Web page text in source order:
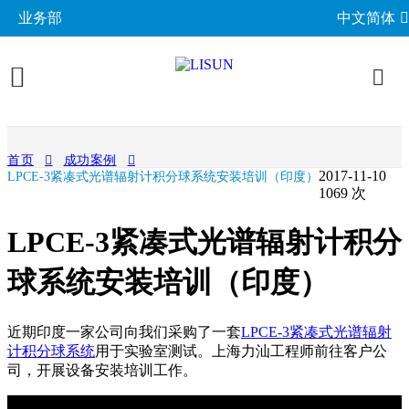
业务部 中文简体
照明与光度测试
积分球光谱辐射计系统
LED老化与热阻测试
光生物安全与蓝光危害
其他LED测试设备
EMI电磁干扰测试系统
EMS电磁抗扰度测试仪
交流与直流测试电源
高低温湿热试验箱
IP防水防尘测试设备
耐候与腐蚀测试
电气安规测试
阻燃与防火测试设备
安规测试仪
机械力学与量规
机械力学测试机
材料与光学分析
行业应用
LED与灯具测试方案
LM-79与LM-80测试方案
LED驱动测试方案
家用电器测试方案
移动与网络测试方案
相关标准
GB 中国国家标准
ISO国际标准化组织
CIE国际照明委员会
成功案例
电子目录
新闻动态
联系我们
首页
成功案例
LPCE-3紧凑式光谱辐射计积分球系统安装培训（印度） 2017-11-10
1069 次
LPCE-3紧凑式光谱辐射计积分
球系统安装培训（印度）
近期印度一家公司向我们采购了一套LPCE-3紧凑式光谱辐射
计积分球系统用于实验室测试。上海力汕工程师前往客户公
司，开展设备安装培训工作。